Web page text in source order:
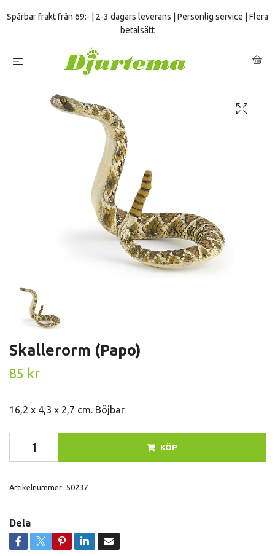
Spårbar frakt från 69:- | 2-3 dagars leverans | Personlig service | Flera
betalsätt
Skallerorm (Papo)
85 kr
16,2 x 4,3 x 2,7 cm. Böjbar
KÖP
Artikelnummer: 50237
Dela